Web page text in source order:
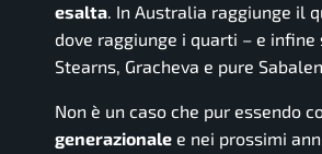
esalta. In Australia raggiunge il
dove raggiunge i quarti – e
Stearns, Gracheva e pure
Non è un caso che pur essendo
generazionale e nei prossimi